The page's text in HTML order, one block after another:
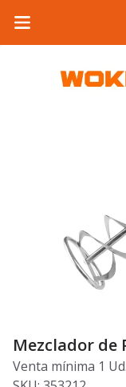
Mezclador de
Venta mínima 1 Ud.